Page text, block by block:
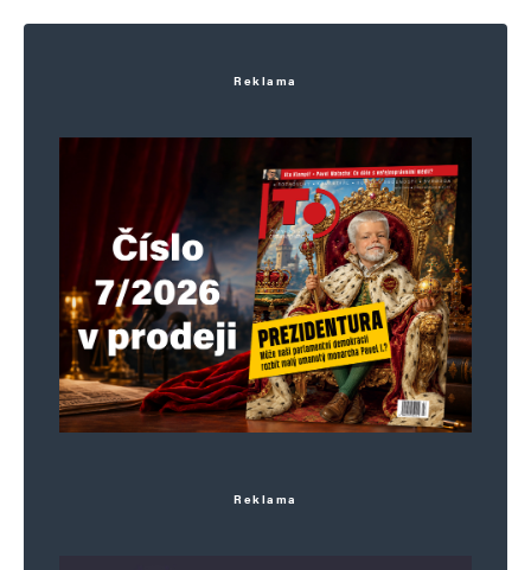
Reklama
Reklama